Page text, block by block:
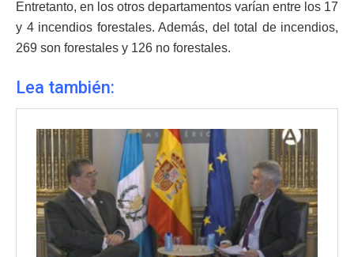
Entretanto, en los otros departamentos varían entre los 17
y 4 incendios forestales. Además, del total de incendios,
269 son forestales y 126 no forestales.
Lea también: